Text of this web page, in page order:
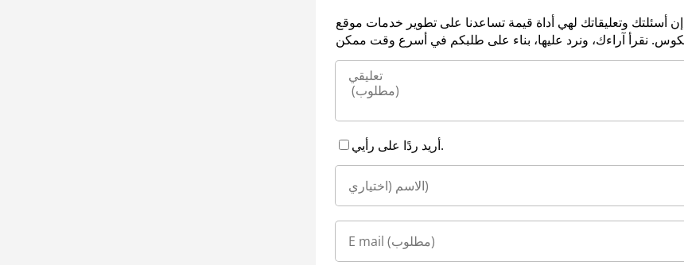
إن أسئلتك وتعليقاتك لهي أداة قيمة تساعدنا على تطوير خدمات موقع
أريد ردًا على رأيي.